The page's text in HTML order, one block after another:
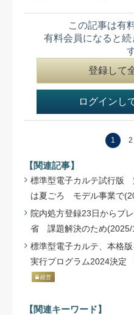
この記事は有
有料会員になると
登録して
ログインし
1 2
【関連記事】
標準型電子カルテ試行版
は夏ごろ モデル事業で
院内処方登録23日からプ
省 課題解決のため(2025/
標準型電子カルテ、本格
実行プログラム2024決定
経営
【関連キーワード】